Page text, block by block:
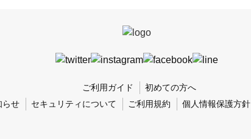
ご利用ガイド
初めての方へ
らせ
セキュリティについて ご利用規約 個人情報保護方針